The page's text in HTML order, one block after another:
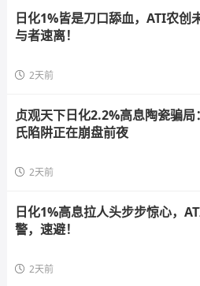
日化1%皆是刀口舔血，ATI农创
与者速离！
2天前
贞观天下日化2.2%高息陶瓷骗
氏陷阱正在崩盘前夜
2天前
日化1%高息拉人头步步惊心，
警，速避！
2天前